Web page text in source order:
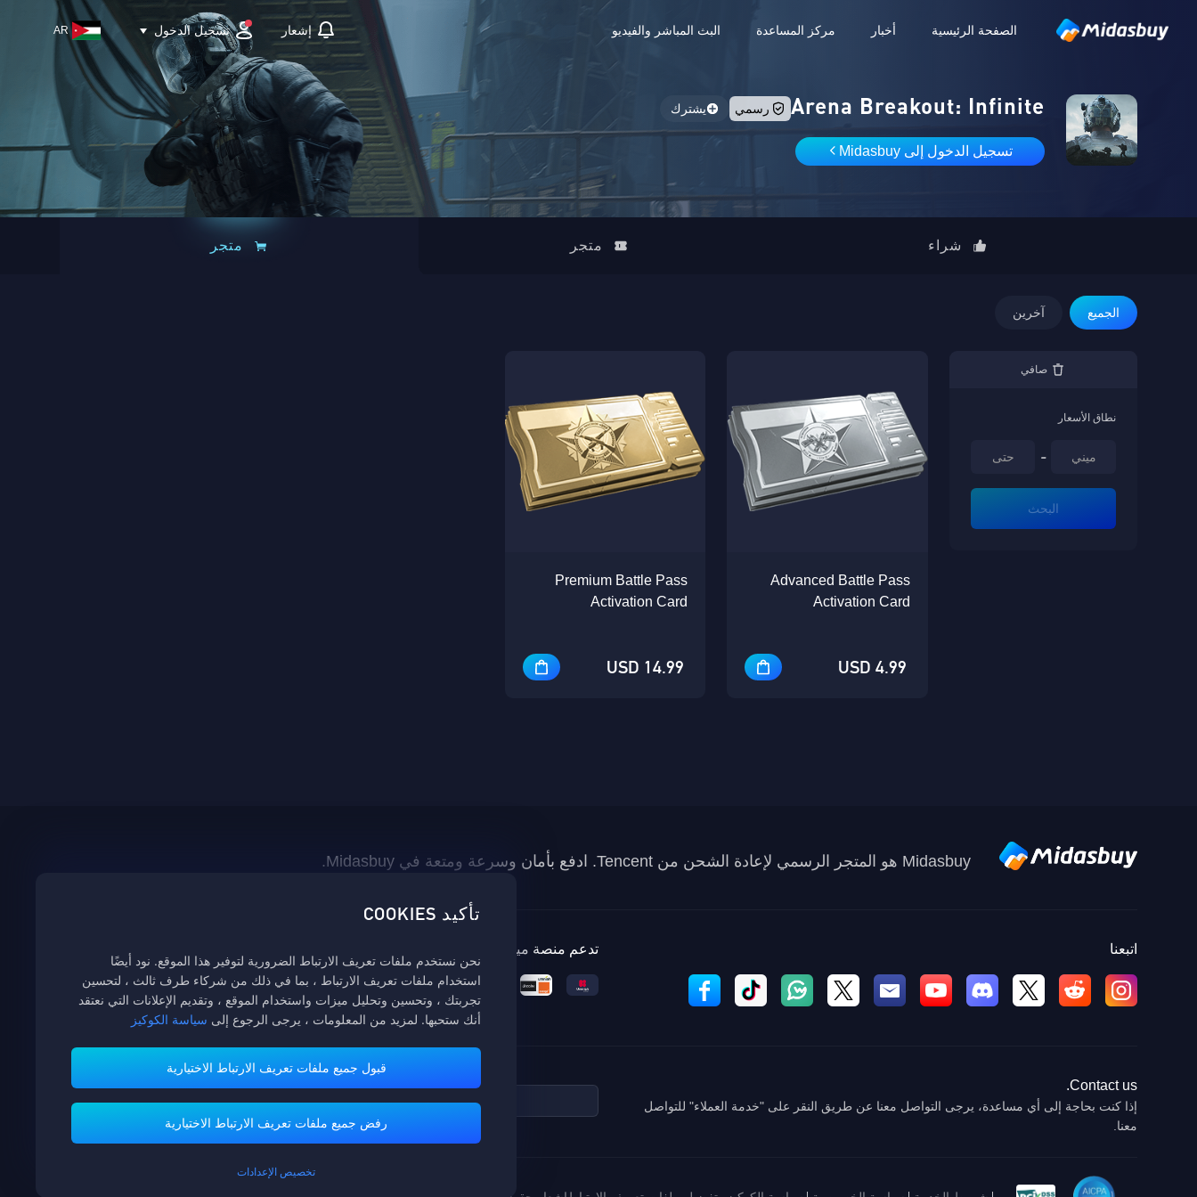
الصفحة الرئيسية أخبار مركز المساعدة البث المباشر والفيديو إشعار تسجيل الدخول AR
تأكيد COOKIES
نحن نستخدم ملفات تعريف الارتباط الضرورية لتوفير هذا الموقع. نود أيضًا
استخدام ملفات تعريف الارتباط ، بما في ذلك من شركاء طرف ثالث ، لتحسين
تجربتك ، وتحسين وتحليل ميزات واستخدام الموقع ، وتقديم الإعلانات التي نعتقد
أنك ستحبها. لمزيد من المعلومات ، يرجى الرجوع إلى سياسة الكوكيز
قبول جميع ملفات تعريف الارتباط الاختيارية
رفض جميع ملفات تعريف الارتباط الاختيارية
تخصيص الإعدادات
Arena Breakout: Infinite رسمي يشترك
تسجيل الدخول إلى Midasbuy
شراء متجر متجر
الجميع آخرين
صافي
نطاق الأسعار
-
البحث
Advanced Battle Pass
Activation Card
4.99 USD
Premium Battle Pass
Activation Card
14.99 USD
Midasbuy هو المتجر الرسمي لإعادة الشحن من Tencent. ادفع بأمان وسرعة ومتعة في Midasbuy.
اتبعنا تدعم منصة ميداس باي طرق الدفع
Contact us.
إذا كنت بحاجة إلى أي مساعدة، يرجى التواصل معنا عن طريق النقر على "خدمة العملاء" للتواصل
معنا.
خدمة الزبائن